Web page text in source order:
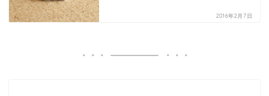
2016年2月7日